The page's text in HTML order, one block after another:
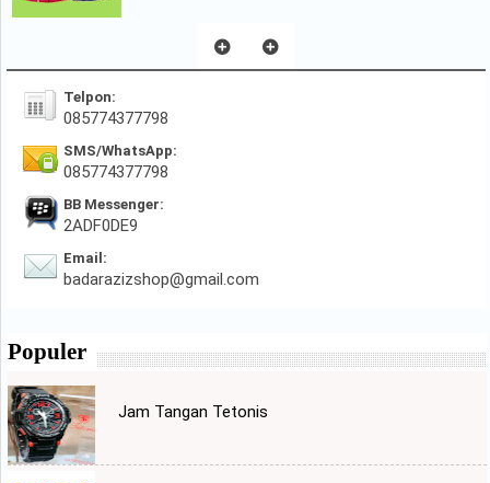
Telpon:
085774377798
SMS/WhatsApp:
085774377798
BB Messenger:
2ADF0DE9
Email:
badarazizshop@gmail.com
Populer
Jam Tangan Tetonis